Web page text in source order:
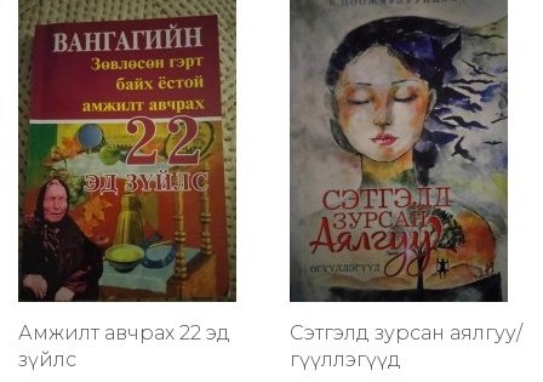
Амжилт авчрах 22 эд
зүйлс
Сэтгэлд зурсан аялгуу/
өгүүллэгүүд